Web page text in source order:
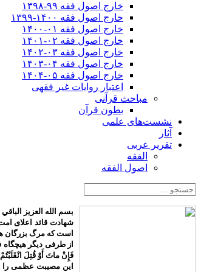
خارج اصول فقه ۹۹-۱۳۹۸
خارج اصول فقه ۱۴۰۰-۱۳۹۹
خارج اصول فقه ۰۱-۱۴۰۰
خارج اصول فقه ۰۲-۱۴۰۱
خارج اصول فقه ۰۳-۱۴۰۲
خارج اصول فقه ۰۴-۱۴۰۳
خارج اصول فقه ۰۵-۱۴۰۴
اعتبار روایات غیر فقهی
مباحث قرآنی
بطون قرآن
نشست‌های علمی
آثار
تقریر عربی
الفقه
اصول الفقه
بسم الله العزیز الباقي
شهادت قائد اعلای
است که مرگ بزرگان
از طرفی دیگر
فَإِنْ ماتَ أَوْ قُتِلَ
این مصیبت عظمی را